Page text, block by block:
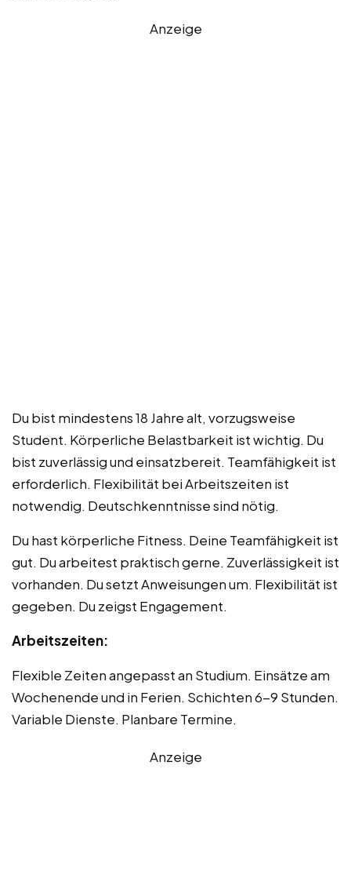
Anzeige
Du bist mindestens 18 Jahre alt, vorzugsweise
Student. Körperliche Belastbarkeit ist wichtig. Du
bist zuverlässig und einsatzbereit. Teamfähigkeit ist
erforderlich. Flexibilität bei Arbeitszeiten ist
notwendig. Deutschkenntnisse sind nötig.
Du hast körperliche Fitness. Deine Teamfähigkeit ist
gut. Du arbeitest praktisch gerne. Zuverlässigkeit ist
vorhanden. Du setzt Anweisungen um. Flexibilität ist
gegeben. Du zeigst Engagement.
Arbeitszeiten:
Flexible Zeiten angepasst an Studium. Einsätze am
Wochenende und in Ferien. Schichten 6-9 Stunden.
Variable Dienste. Planbare Termine.
Anzeige